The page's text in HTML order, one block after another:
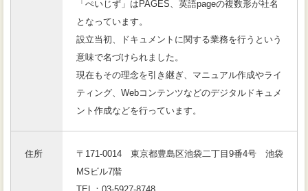
「ぺいじず」はPAGES、英語pageの複数形が社名
となっています。
設立当初、ドキュメントに関する業務を行うという
意味で名づけられました。
現在もその理念を引き継ぎ、マニュアル作成やライ
ティング、Webコンテンツなどのデジタルドキュメ
ント作成などを行っています。
住所
〒171-0014 東京都豊島区池袋二丁目9番4号 池袋
MSビル7階